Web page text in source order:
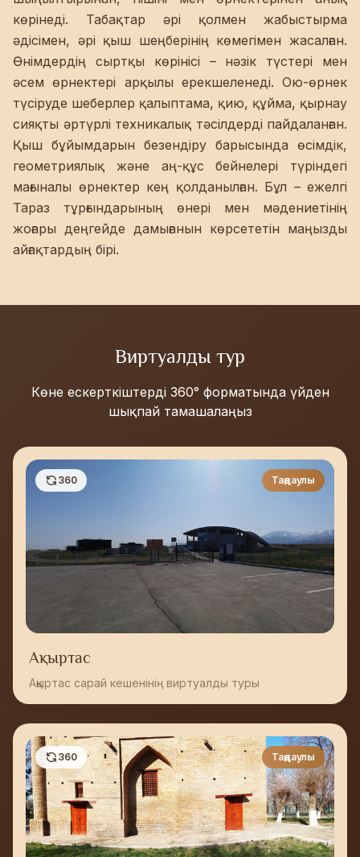
көрінеді. Табақтар әрі қолмен жабыстырма
әдісімен, әрі қыш шеңберінің көмегімен жасалған.
Өнімдердің сыртқы көрінісі – нәзік түстері мен
әсем өрнектері арқылы ерекшеленеді. Ою-өрнек
түсіруде шеберлер қалыптама, қию, құйма, қырнау
сияқты әртүрлі техникалық тәсілдерді пайдаланған.
Қыш бұйымдарын безендіру барысында өсімдік,
геометриялық және аң-құс бейнелері түріндегі
мағыналы өрнектер кең қолданылған. Бұл – ежелгі
Тараз тұрғындарының өнері мен мәдениетінің
жоғары деңгейде дамығанын көрсететін маңызды
айғақтардың бірі.
Виртуалды тур
Көне ескерткіштерді 360° форматында үйден
шықпай тамашалаңыз
360 Таңдаулы
Ақыртас
Ақыртас сарай кешенінің виртуалды туры
360 Таңдаулы